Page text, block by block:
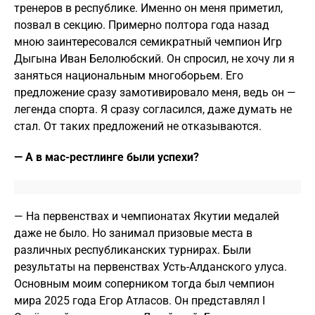
тренеров в республике. Именно он меня приметил,
позвал в секцию. Примерно полтора года назад
мною заинтересовался семикратный чемпион Игр
Дыгына Иван Белолюбский. Он спросил, не хочу ли я
заняться национальным многоборьем. Его
предложение сразу замотивировало меня, ведь он —
легенда спорта. Я сразу согласился, даже думать не
стал. От таких предложений не отказываются.
— А в мас-рестлинге были успехи?
— На первенствах и чемпионатах Якутии медалей
даже не было. Но занимал призовые места в
различных республиканских турнирах. Были
результаты на первенствах Усть-Алданского улуса.
Основным моим соперником тогда был чемпион
мира 2025 года Егор Атласов. Он представлял I